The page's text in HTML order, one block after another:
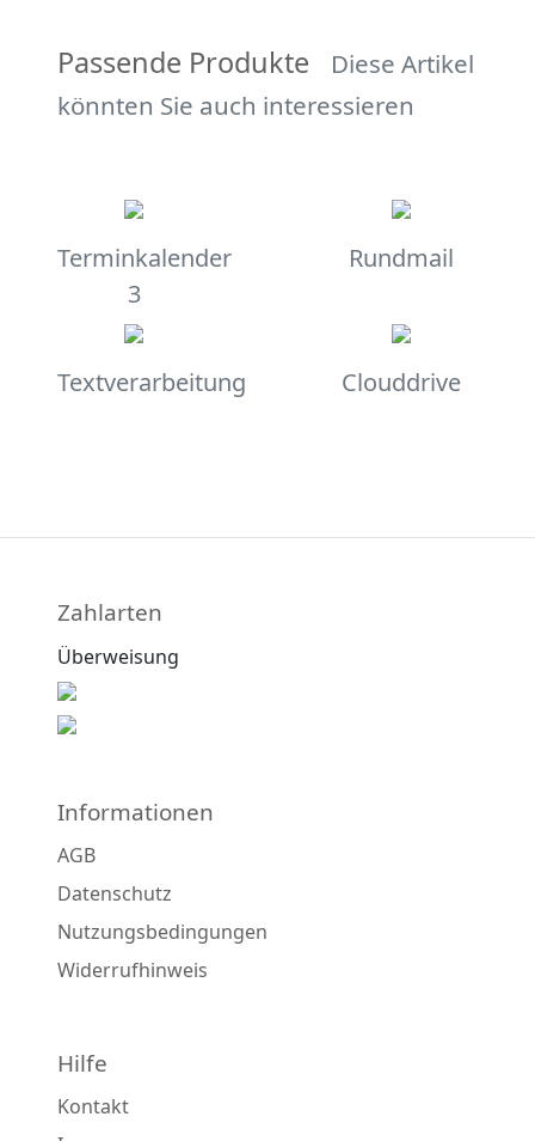
Passende Produkte
Diese Artikel
könnten Sie auch interessieren
Terminkalender
3
Rundmail
Textverarbeitung Clouddrive
Zahlarten
Überweisung
Informationen
AGB
Datenschutz
Nutzungsbedingungen
Widerrufhinweis
Hilfe
Kontakt